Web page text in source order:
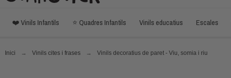
❤️ Vinils Infantils ⭐ Quadres Infantils Vinils educatius Escales
Inici Vinils cites i frases Vinils decoratius de paret - Viu, somia i riu